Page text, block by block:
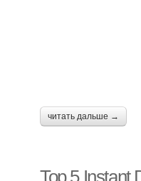
читать дальше →
Top 5 Instant